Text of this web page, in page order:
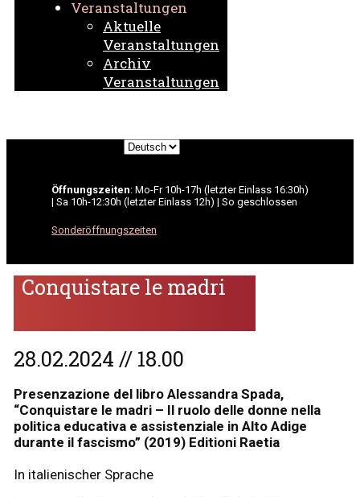
Veranstaltungen
Aktuelle
Veranstaltungen
Archiv
Veranstaltungen
Sprache
Öffnungszeiten: Mo-Fr 10h-17h (letzter Einlass 16:30h)
| Sa 10h-12:30h (letzter Einlass 12h) | So geschlossen
Sonderöffnungszeiten
Conquistare le madri
28.02.2024 // 18.00
Presenzazione del libro Alessandra Spada,
“Conquistare le madri – Il ruolo delle donne nella
politica educativa e assistenziale in Alto Adige
durante il fascismo” (2019) Editioni Raetia
In italienischer Sprache